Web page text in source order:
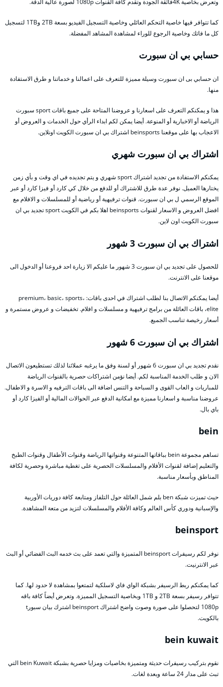
كما تتوافر فيها خاصية التحكم العائلي وخاصية التسجيل الفيديو بسعة 2TB و1TB لتسجيل
كل ما فاتك وخاصية الرجوع للوراء لمشاهدة المشاهد المفضلة.
حسابي بي ان سبورت
ان حسابي بى ان سبورت وسيلة مميزة للتعرف على اعمالنا و خدماتنا و طرق الاستفادة
منها.
هذا و يمكنكم التعرف على اسعارنا و عروضنا المتاحة على جميع باقات sport سبورت
الرياضة أو الاخبارية أو المنوعة. أيضا يمكن لكم ابداء الرأي حول الخدمات و العروض أو
الاعجاب بها على موقعنا beinsports اشتراك بي ان سبورت الكويت اونلاين.
اشتراك بي ان سبورت شهري
يمكنكم الاستفادة من تجديد اشتراك sport شهري و يتم تجديده في اي وقت و بأي زمن
يختارها العميل. نوفر عدة طرق للاشتراك أو للدفع من خلال كي كارد أو فيزا كارد أو عبر
الموقع الرسمي ل بي ان سبورت. قنوات ترفيهية أو رياضية أو للمسلسلات و الافلام مع
افضل العروض و الاسعار لقنوات beinsports اهلا بكم في الكويت sport تجديد بي ان
سبورت الكويت اون لاين.
اشتراك بي ان سبورت 3 شهور
للحصول على تجديد بي ان سبورت 3 شهور ما عليكم الا زيارة احد فروعنا أو الدخول الى
موقعنا على الانترنت.
أيضا يمكنكم الاتصال بنا لطلب اشتراك في احدى باقات: premium، basic، sports،
elite، باقات العائلة من برامج ترفيهية و مسلسلات و افلام. تخفيضات و عروض مستمرة و
أسعار رخيصة تناسب الجميع.
اشتراك بي ان سبورت 6 شهور
نقدم تجديد بي ان سبورت 6 شهور أو لسنة وفق ما يرغبه عملائنا لذلك تستطيعون الاتصال
الان و طلب الخدمة المناسبة لكم. أيضا نؤمن اشتراكات حصرية بالقنوات الرياضة
للمباريات و العاب القوى و السباحة و التنس اضافة الى باقات الترفيه و الاسرة و الاطفال.
عروضنا مناسبة و اسعارنا مميزة مع امكانية الدفع عبر الحوالات المالية أو الفيزا كارد أو
باي بال.
bein
تساهم مجموعة bein بباقاتها المتنوعة وقنواتها الرياضة وقنوات الأطفال وقنوات الطبخ
والتعليم إضافة لقنوات الأفلام والمسلسلات الحصرية على تغطية مباشرة وحصرية لكافة
المناطق وبأسعار مناسبة.
حيث تميزت شبكة ben بلم شمل العائلة حول التلفاز ومتابعة كافة دوريات الأوربية
والإسبانية ودوري كأس العالم وكافة الأفلام والمسلسلات لتزيد من متعة المشاهدة.
beinsport
نوفر لكم رسيفرات beinsport المتميزة والتي تعمد على بث خدمه البث الفضائي أو البث
عبر الانترنيت.
كما يمكنكم ربط الرسيفر بشبكة الواي فاي لاسلكية لتمتعوا بمشاهدة لا حدود لها. كما
تتوافر رسيفر بسعة 2TB و 1TB وبخاصية التسجيل المميزة. وتعرض أيضاً كافة باقه
1080p لتحصلوا على صورة وصوت واضح اشتراك beinsport اشترك بيان سبورt
بالكويت.
bein kuwait
نقوم بتركيب رسيفرات حديثة ومتميزة بخاصيات ومزايا حصرية بشبكة bein Kuwait التي
تبث على مدار 24 ساعة وبعدة لغات.